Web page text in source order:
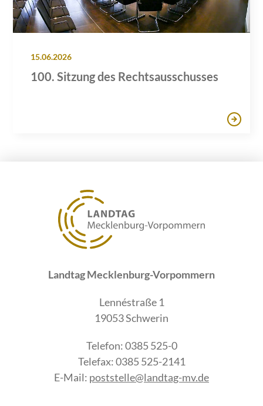
15.06.2026
100. Sitzung des Rechtsausschusses
Landtag Mecklenburg-Vorpommern
Lennéstraße 1
19053 Schwerin
Telefon: 0385 525-0
Telefax: 0385 525-2141
E-Mail: poststelle@landtag-mv.de